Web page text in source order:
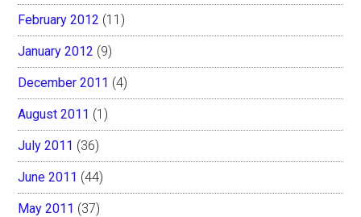
February 2012 (11)
January 2012 (9)
December 2011 (4)
August 2011 (1)
July 2011 (36)
June 2011 (44)
May 2011 (37)